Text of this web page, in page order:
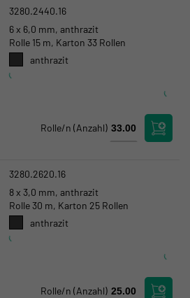
3280.2440.16
6 x 6,0 mm, anthrazit
Rolle 15 m, Karton 33 Rollen
anthrazit
Rolle/n (Anzahl)
3280.2620.16
8 x 3,0 mm, anthrazit
Rolle 30 m, Karton 25 Rollen
anthrazit
Rolle/n (Anzahl)